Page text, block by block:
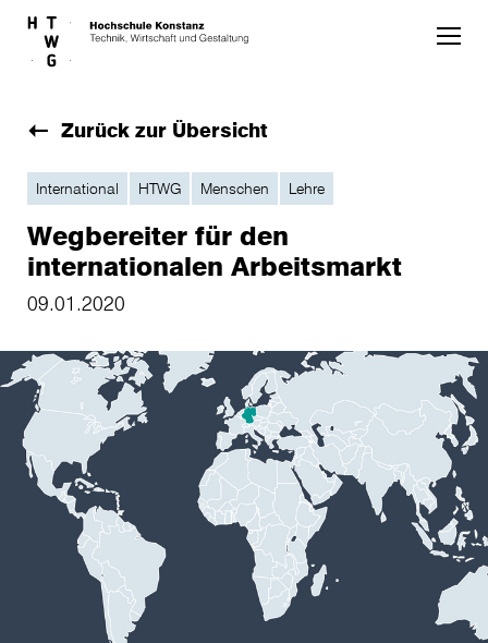
Skip to main content
Zurück zur Übersicht
International HTWG Menschen Lehre
Wegbereiter für den
internationalen Arbeitsmarkt
09.01.2020